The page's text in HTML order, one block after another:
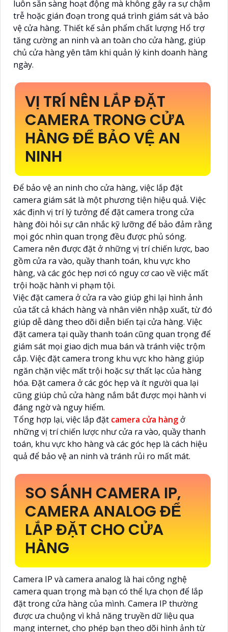
luôn sẵn sàng hoạt động mà không gây ra sự chậm
trễ hoặc gián đoạn trong quá trình giám sát và bảo
vệ cửa hàng. Thiết kế sản phẩm chất lượng Hổ trợ
tăng cường an ninh và an toàn cho cửa hàng, giúp
chủ cửa hàng yên tâm khi quản lý kinh doanh hàng
ngày.
VỊ TRÍ NÊN LẮP ĐẶT
CAMERA TRONG CỬA
HÀNG ĐỂ BẢO VỆ AN
NINH
Để bảo vệ an ninh cho cửa hàng, việc lắp đặt
camera giám sát là một phương tiện hiệu quả. Việc
xác định vị trí lý tưởng để đặt camera trong cửa
hàng đòi hỏi sự cân nhắc kỹ lưỡng để bảo đảm rằng
mọi góc nhìn quan trọng đều được phủ sóng.
Camera nên được đặt ở những vị trí chiến lược, bao
gồm cửa ra vào, quầy thanh toán, khu vực kho
hàng, và các góc hẹp nơi có nguy cơ cao về việc mất
trội hoặc hành vi phạm tội.
Việc đặt camera ở cửa ra vào giúp ghi lại hình ảnh
của tất cả khách hàng và nhân viên nhập xuất, từ đó
giúp dễ dàng theo dõi diễn biến tại cửa hàng. Việc
đặt camera tại quầy thanh toán cũng quan trọng để
giám sát mọi giao dịch mua bán và tránh việc trộm
cắp. Việc đặt camera trong khu vực kho hàng giúp
ngăn chặn việc mất trội hoặc sự thất lạc của hàng
hóa. Đặt camera ở các góc hẹp và ít người qua lại
cũng giúp chủ cửa hàng nắm bắt được mọi hành vi
đáng ngờ và nguy hiểm.
Tổng hợp lại, việc lắp đặt camera cửa hàng ở
những vị trí chiến lược như cửa ra vào, quầy thanh
toán, khu vực kho hàng và các góc hẹp là cách hiệu
quả để bảo vệ an ninh và tránh rủi ro mất mát.
SO SÁNH CAMERA IP,
CAMERA ANALOG ĐỂ
LẮP ĐẶT CHO CỬA
HÀNG
Camera IP và camera analog là hai công nghệ
camera quan trọng mà bạn có thể lựa chọn để lắp
đặt trong cửa hàng của mình. Camera IP thường
được ưa chuộng vì khả năng truyền dữ liệu qua
mạng internet, cho phép bạn theo dõi hình ảnh từ